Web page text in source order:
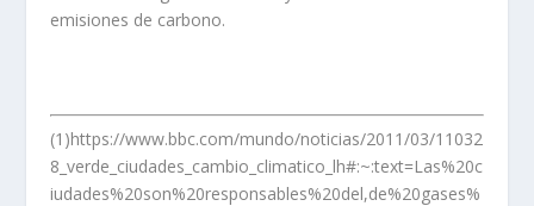
emisiones de carbono.
(1)https://www.bbc.com/mundo/noticias/2011/03/11032
8_verde_ciudades_cambio_climatico_lh#:~:text=Las%20c
iudades%20son%20responsables%20del,de%20gases%